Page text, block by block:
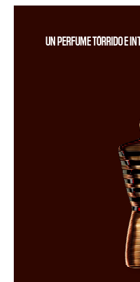
UN PERFUME TÓRRIDO E